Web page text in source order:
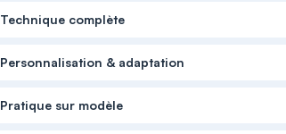
Technique complète
Personnalisation & adaptation
Pratique sur modèle